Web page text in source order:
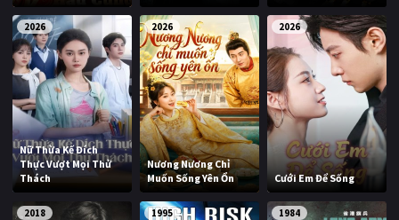
2026
Nữ Thừa Kế Đích
Thực Vượt Mọi Thử
Thách
2026
Nương Nương Chỉ
Muốn Sống Yên Ổn
2026
Cưới Em Để Sống
2018 1995 1984